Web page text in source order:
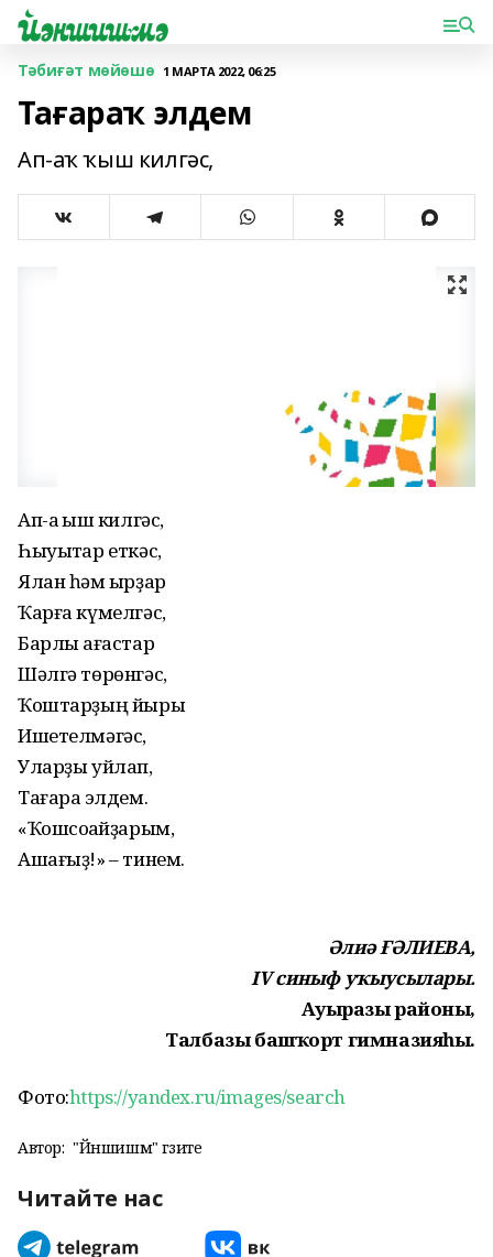
Тәбиғәт мөйөшө 1 МАРТА 2022, 06:25
Тағараҡ элдем
Ап-аҡ ҡыш килгәс,
Ап-аҡ ҡыш килгәс,
Һыуыҡтар еткәс,
Ялан һәм ҡырҙар
Ҡарға күмелгәс,
Барлыҡ ағастар
Шәлгә төрөнгәс,
Ҡоштарҙың йыры
Ишетелмәгәс,
Уларҙы уйлап,
Тағараҡ элдем.
«Ҡошсоҡҡайҙарым,
Ашағыҙ!» – тинем.
Әлиә ҒӘЛИЕВА,
IV синыф уҡыусылары.
Ауырғазы районы,
Талбазы башҡорт гимназияһы.
Фото:https://yandex.ru/images/search
Автор: "Йәншишмә" гәзите
Читайте нас